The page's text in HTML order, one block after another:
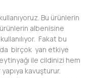
Bu ürünlerin
albenisine
Fakat bu
birçok yan etkiye
ile cildinizi hem
kavuşturur.